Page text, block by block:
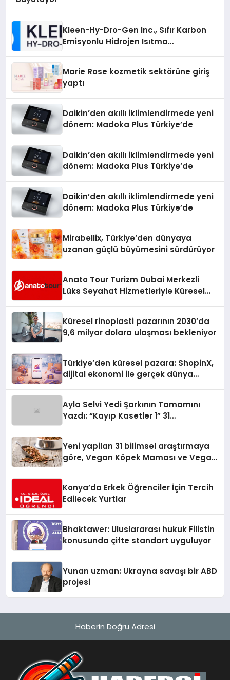
Kleen-Hy-Dro-Gen Inc., Sıfır Karbon
Emisyonlu Hidrojen Isıtma
Marie Rose kozmetik sektörüne giriş
yaptı
Daikin’den akıllı iklimlendirmede yeni
dönem: Madoka Plus Türkiye’de
Daikin’den akıllı iklimlendirmede yeni
dönem: Madoka Plus Türkiye’de
Daikin’den akıllı iklimlendirmede yeni
dönem: Madoka Plus Türkiye’de
Mirabellix, Türkiye’den dünyaya
uzanan güçlü büyümesini sürdürüyor
Anato Tour Turizm Dubai Merkezli
Lüks Seyahat Hizmetleriyle Küresel
Küresel rinoplasti pazarının 2030’da
9,6 milyar dolara ulaşması bekleniyor
Türkiye’den küresel pazara: ShopinX,
dijital ekonomi ile gerçek dünya
Ayla Selvi Yedi Şarkının Tamamını
Yazdı: “Kayıp Kasetler 1” 31
Yeni yapilan 31 bilimsel araştırmaya
göre, Vegan Köpek Maması ve Vegan
Konya’da Erkek Öğrenciler İçin Tercih
Edilecek Yurtlar
Bhaktawer: Uluslararası hukuk Filistin
konusunda çifte standart uyguluyor
Yunan uzman: Ukrayna savaşı bir ABD
projesi
Haberin Doğru Adresi